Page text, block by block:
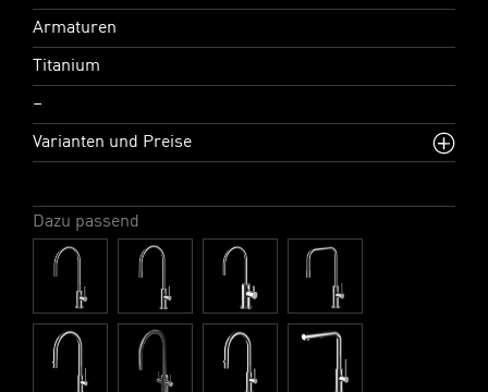
Armaturen
Titanium
–
Varianten und Preise
Dazu passend